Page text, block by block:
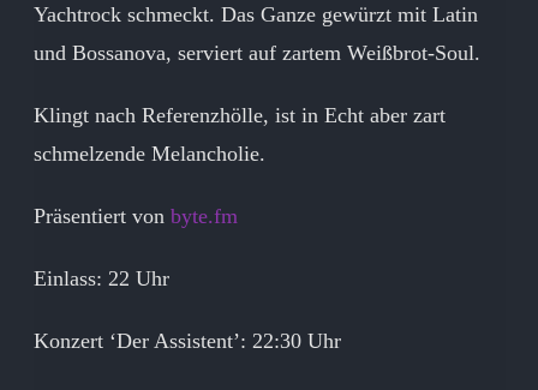
Yachtrock schmeckt. Das Ganze gewürzt mit Latin
und Bossanova, serviert auf zartem Weißbrot-Soul.
Klingt nach Referenzhölle, ist in Echt aber zart
schmelzende Melancholie.
Präsentiert vonbyte.fm
Einlass: 22 Uhr
Konzert ‘Der Assistent’: 22:30 Uhr